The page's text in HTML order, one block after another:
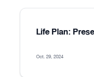
Life Plan:
Oct. 29, 2024